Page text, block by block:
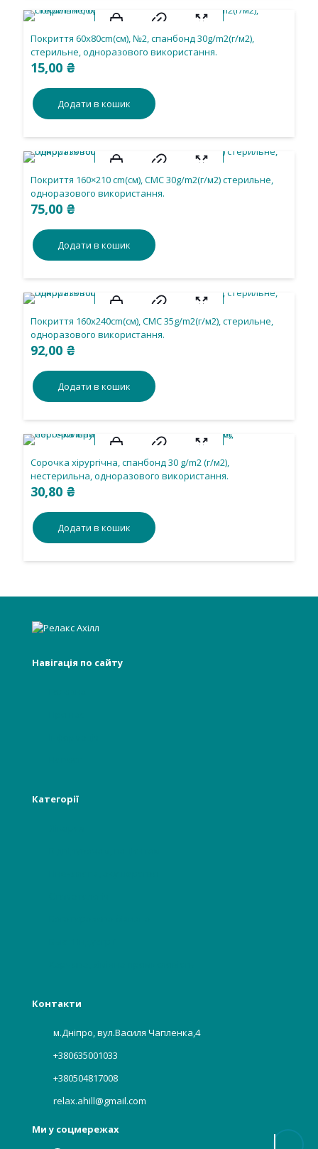
Покриття 60x80cm(см), №2, спанбонд 30g/m2(г/м2),
стерильне, одноразового використання.
15,00 ₴
Додати в кошик
Покриття 160×210 cm(см), СМС 30g/m2(г/м2) стерильне,
одноразового використання.
75,00 ₴
Додати в кошик
Покриття 160х240cm(см), CMС 35g/m2(г/м2), стерильне,
одноразового використання.
92,00 ₴
Додати в кошик
Сорочка хірургічна, спанбонд 30 g/m2 (г/м2),
нестерильна, одноразового використання.
30,80 ₴
Додати в кошик
Навігація по сайту
Категорії
Контакти
м.Дніпро, вул.Василя Чапленка,4
+380635001033
+380504817008
relax.ahill@gmail.com
Ми у соцмережах